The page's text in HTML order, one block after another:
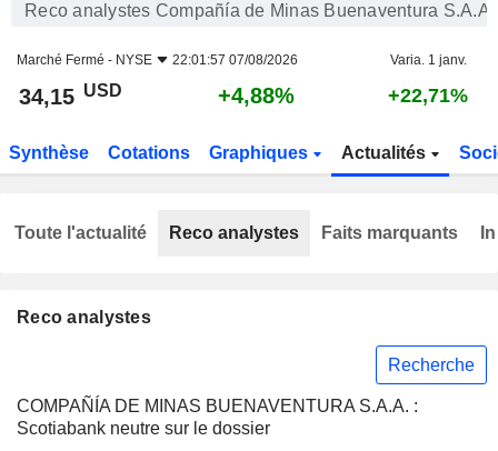
Reco analystes Compañía de Minas Buenaventura S.A.A.
Marché Fermé - NYSE 22:01:57 07/08/2026 Varia. 1 janv.
34,15 USD +4,88% +22,71%
Synthèse Cotations Graphiques Actualités
Reco analystes
Recherche
COMPAÑÍA DE MINAS BUENAVENTURA S.A.A. :
Scotiabank neutre sur le dossier
Toute l'actualité Reco analystes Faits marquants